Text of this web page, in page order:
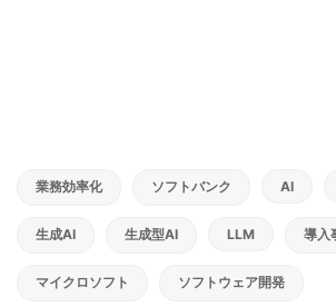
業務効率化 ソフトバンク AI
生成AI 生成型AI LLM 導入
マイクロソフト ソフトウェア開発